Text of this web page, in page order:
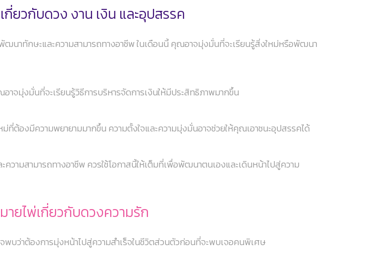
กี่ยวกับดวง งาน เงิน และอุปสรรค
ฒนาทักษะและความสามารถทางอาชีพ ในเดือนนี้ คุณอาจมุ่งมั่นที่จะเรียนรู้สิ่งใหม่หรือพัฒนา
จมุ่งมั่นที่จะเรียนรู้วิธีการบริหารจัดการเงินให้มีประสิทธิภาพมากขึ้น
ต้องมีความพยายามมากขึ้น ความตั้งใจและความมุ่งมั่นอาจช่วยให้คุณเอาชนะอุปสรรคได้
ามสามารถทางอาชีพ ควรใช้โอกาสนี้ให้เต็มที่เพื่อพัฒนาตนเองและเดินหน้าไปสู่ความ
ายไพ่เกี่ยวกับดวงความรัก
จพบว่าต้องการมุ่งหน้าไปสู่ความสำเร็จในชีวิตส่วนตัวก่อนที่จะพบเจอคนพิเศษ